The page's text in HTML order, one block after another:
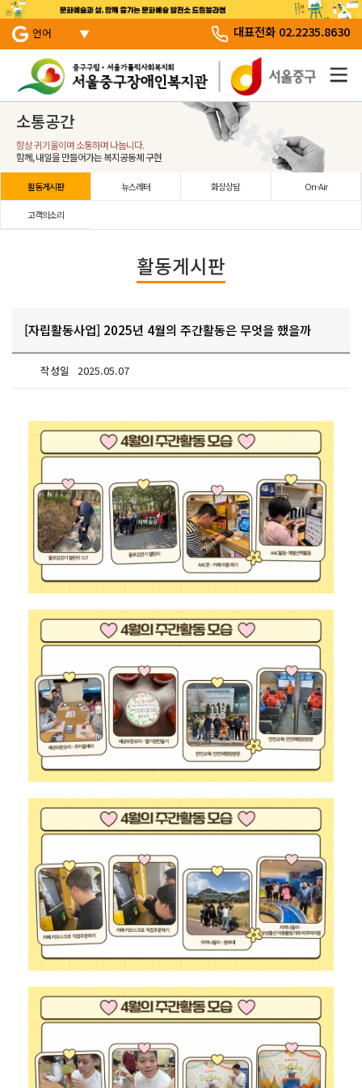
본문 바로 가기
서브 메뉴 바로가기
주 메뉴 바로 가기
언어 대표전화 02.2235.8630
소통공간
항상 귀기울이며 소통하며 나눕니다.
함께, 내일을 만들어가는 복지공동체 구현
활동게시판 뉴스레터 화상상담 On-Air
고객의소리
활동게시판
[자립활동사업] 2025년 4월의 주간활동은 무엇을 했을까
작성일 2025.05.07